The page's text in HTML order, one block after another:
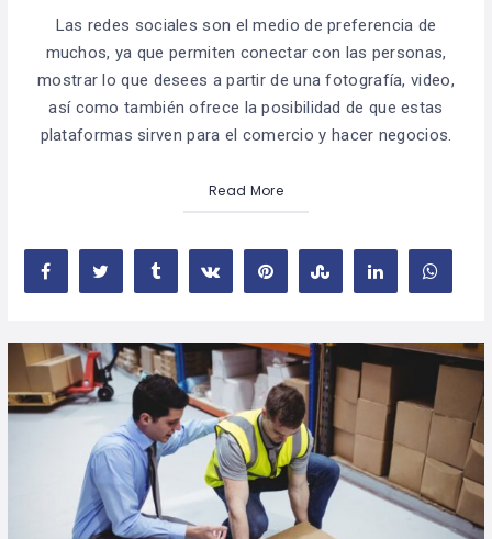
Las redes sociales son el medio de preferencia de
muchos, ya que permiten conectar con las personas,
mostrar lo que desees a partir de una fotografía, video,
así como también ofrece la posibilidad de que estas
plataformas sirven para el comercio y hacer negocios.
Read More